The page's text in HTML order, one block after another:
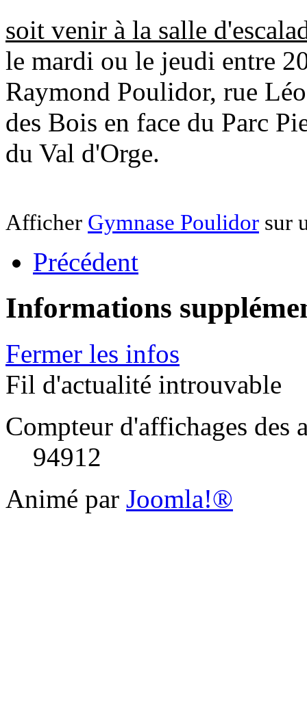
soit venir à la salle
le mardi ou le jeudi entre
Raymond Poulidor, rue
des Bois en face du Parc
du Val d'Orge.
Afficher Gymnase Poulidor sur
Précédent
Informations
Fermer les infos
Fil d'actualité introuvable
Compteur d'affichages des
94912
Animé par Joomla!®